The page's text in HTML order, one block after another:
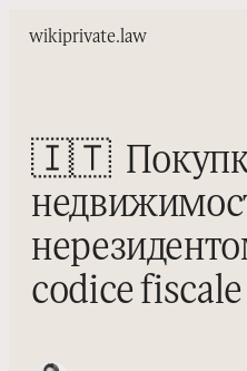
wikiprivate.law
🇮🇹
codice fiscale